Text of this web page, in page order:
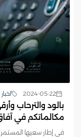
2024-05-22
بالود والترحاب
مكالماتكم في
في إطار سعيها المستمر